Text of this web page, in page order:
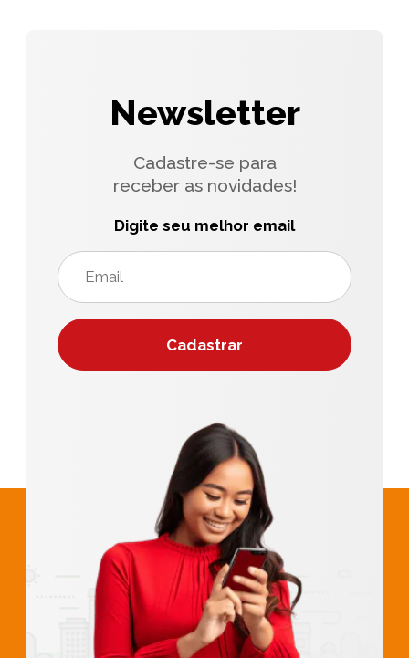
Newsletter
Cadastre-se para
receber as novidades!
Digite seu melhor email